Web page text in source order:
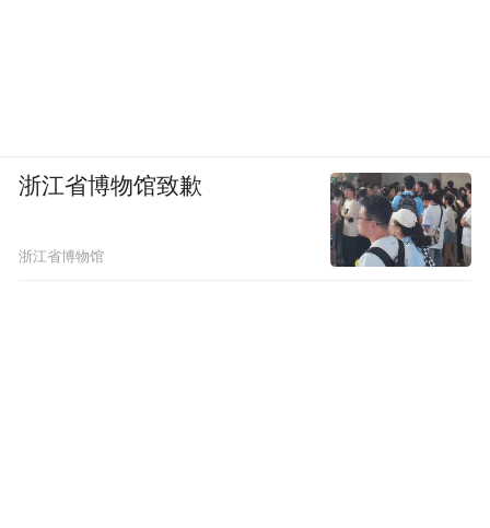
浙江省博物馆致歉
浙江省博物馆